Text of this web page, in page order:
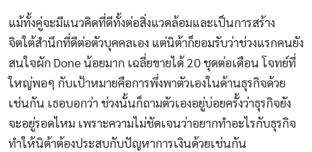
แม้ทั้งคู่จะมีแนวคิดที่ดีทั้งต่อสิ่งแวดล้อมและเป็นการสร้าง
จิตใต้สำนึกที่ดีต่อตัวบุคคลเอง แต่นิต้าก็ยอมรับว่าช่วงแรกคนยัง
สนใจผัก Done น้อยมาก เฉลี่ยขายได้ 20 ชุดต่อเดือน โจทย์ที่
ใหญ่พอๆ กับเป้าหมายคือการพึ่งพาตัวเองในด้านธุรกิจด้วย
เช่นกัน เธอบอกว่า ช่วงนั้นก็ถามตัวเองอยู่บ่อยครั้งว่าธุรกิจยัง
จะอยู่รอดไหม เพราะความไม่ชัดเจนว่าอยากทำอะไรกับธุรกิจ
ทำให้นิต้าต้องประสบกับปัญหาการเงินด้วยเช่นกัน